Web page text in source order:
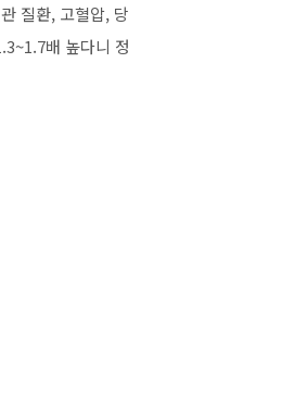
질환, 고혈압, 당
배 높다니 정